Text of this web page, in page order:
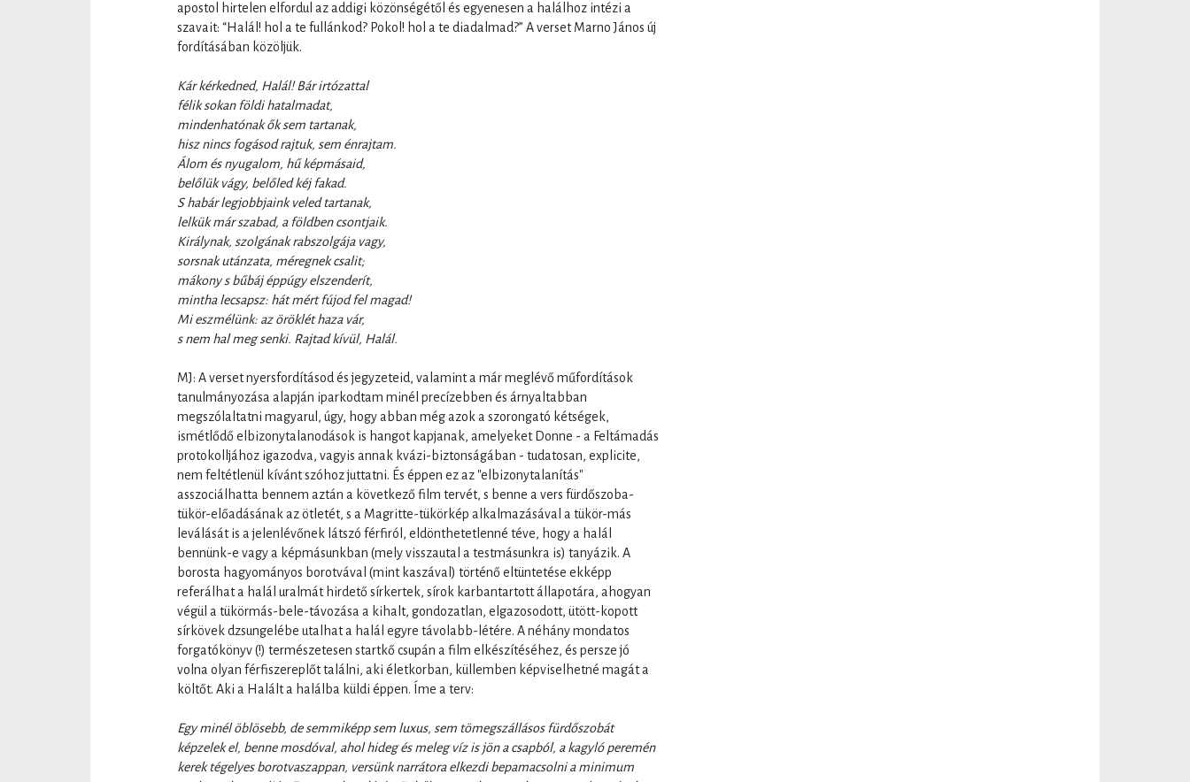
apostol hirtelen elfordul az addigi közönségétől és egyenesen a halálhoz intézi a
szavait: “Halál! hol a te fullánkod? Pokol! hol a te diadalmad?” A verset Marno János új
fordításában közöljük.
Kár kérkedned, Halál! Bár irtózattal
félik sokan földi hatalmadat,
mindenhatónak ők sem tartanak,
hisz nincs fogásod rajtuk, sem énrajtam.
Álom és nyugalom, hű képmásaid,
belőlük vágy, belőled kéj fakad.
S habár legjobbjaink veled tartanak,
lelkük már szabad, a földben csontjaik.
Királynak, szolgának rabszolgája vagy,
sorsnak utánzata, méregnek csalit;
mákony s bűbáj éppúgy elszenderít,
mintha lecsapsz: hát mért fújod fel magad!
Mi eszmélünk: az öröklét haza vár,
s nem hal meg senki. Rajtad kívül, Halál.
MJ: A verset nyersfordításod és jegyzeteid, valamint a már meglévő műfordítások
tanulmányozása alapján iparkodtam minél precízebben és árnyaltabban
megszólaltatni magyarul, úgy, hogy abban még azok a szorongató kétségek,
ismétlődő elbizonytalanodások is hangot kapjanak, amelyeket Donne - a Feltámadás
protokolljához igazodva, vagyis annak kvázi-biztonságában - tudatosan, explicite,
nem feltétlenül kívánt szóhoz juttatni. És éppen ez az "elbizonytalanítás"
asszociálhatta bennem aztán a következő film tervét, s benne a vers fürdőszoba-
tükör-előadásának az ötletét, s a Magritte-tükörkép alkalmazásával a tükör-más
leválását is a jelenlévőnek látszó férfiról, eldönthetetlenné téve, hogy a halál
bennünk-e vagy a képmásunkban (mely visszautal a testmásunkra is) tanyázik. A
borosta hagyományos borotvával (mint kaszával) történő eltüntetése ekképp
referálhat a halál uralmát hirdető sírkertek, sírok karbantartott állapotára, ahogyan
végül a tükörmás-bele-távozása a kihalt, gondozatlan, elgazosodott, ütött-kopott
sírkövek dzsungelébe utalhat a halál egyre távolabb-létére. A néhány mondatos
forgatókönyv (!) természetesen startkő csupán a film elkészítéséhez, és persze jó
volna olyan férfiszereplőt találni, aki életkorban, küllemben képviselhetné magát a
költőt. Aki a Halált a halálba küldi éppen. Íme a terv:
Egy minél öblösebb, de semmiképp sem luxus, sem tömegszállásos fürdőszobát
képzelek el, benne mosdóval, ahol hideg és meleg víz is jön a csapból, a kagyló peremén
kerek tégelyes borotvaszappan, versünk narrátora elkezdi bepamacsolni a minimum